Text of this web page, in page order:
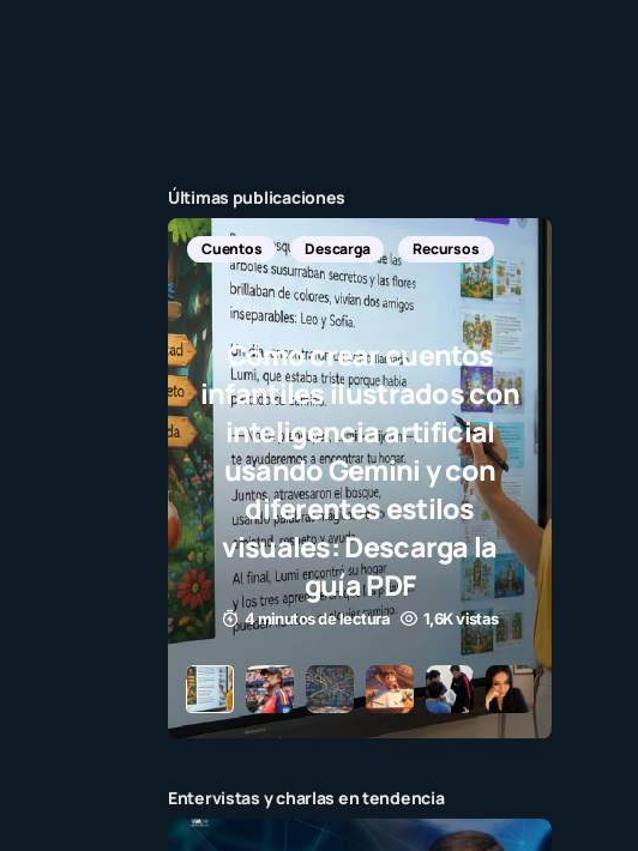
Últimas publicaciones
Noticias Internacionales
Javier Bardem elogia a la
selección campeona y
destaca el juego limpio
como ejemplo para
millones de niños
3 minutos de lectura 1,1K vistas
Entervistas y charlas en tendencia